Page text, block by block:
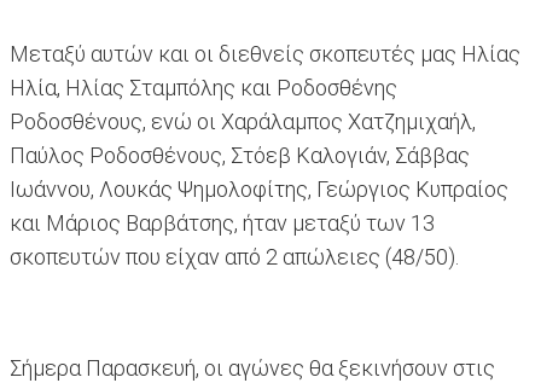
Μεταξύ αυτών και οι διεθνείς σκοπευτές μας Ηλίας
Ηλία, Ηλίας Σταμπόλης και Ροδοσθένης
Ροδοσθένους, ενώ οι Χαράλαμπος Χατζημιχαήλ,
Παύλος Ροδοσθένους, Στόεβ Καλογιάν, Σάββας
Ιωάννου, Λουκάς Ψημολοφίτης, Γεώργιος Κυπραίος
και Μάριος Βαρβάτσης, ήταν μεταξύ των 13
σκοπευτών που είχαν από 2 απώλειες (48/50).
Σήμερα Παρασκευή, οι αγώνες θα ξεκινήσουν στις